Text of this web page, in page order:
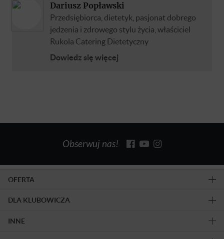
Dariusz Popławski
Przedsiębiorca, dietetyk, pasjonat dobrego
jedzenia i zdrowego stylu życia, właściciel
Rukola Catering Dietetyczny
Dowiedz się więcej
Obserwuj nas!
OFERTA
DLA KLUBOWICZA
INNE